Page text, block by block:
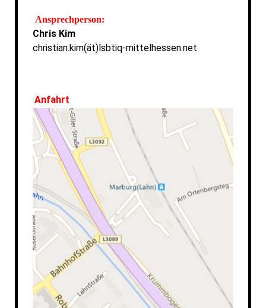
Ansprechperson:
Chris Kim
christian.kim(ät)lsbtiq-mittelhessen.net
Anfahrt